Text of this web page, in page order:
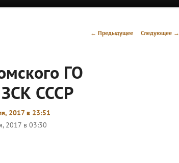
Навигация
← Предыдущее Следующее →
ГО
СССР
2017 в 23:51
2017 в 03:30